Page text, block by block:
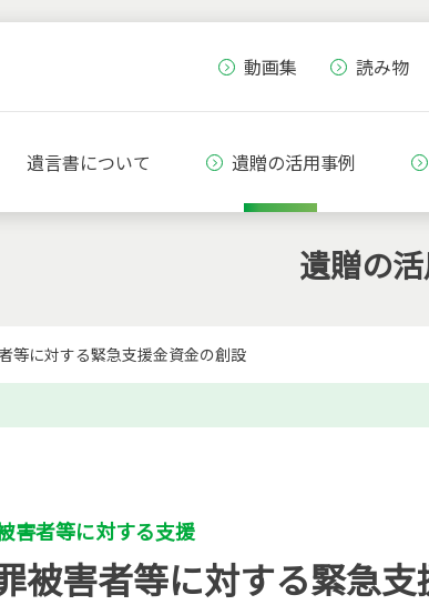
動画集 読み物
遺言書について 遺贈の活用事例
遺贈の
等に対する緊急支援金資金の創設
害者等に対する支援
被害者等に対する緊急